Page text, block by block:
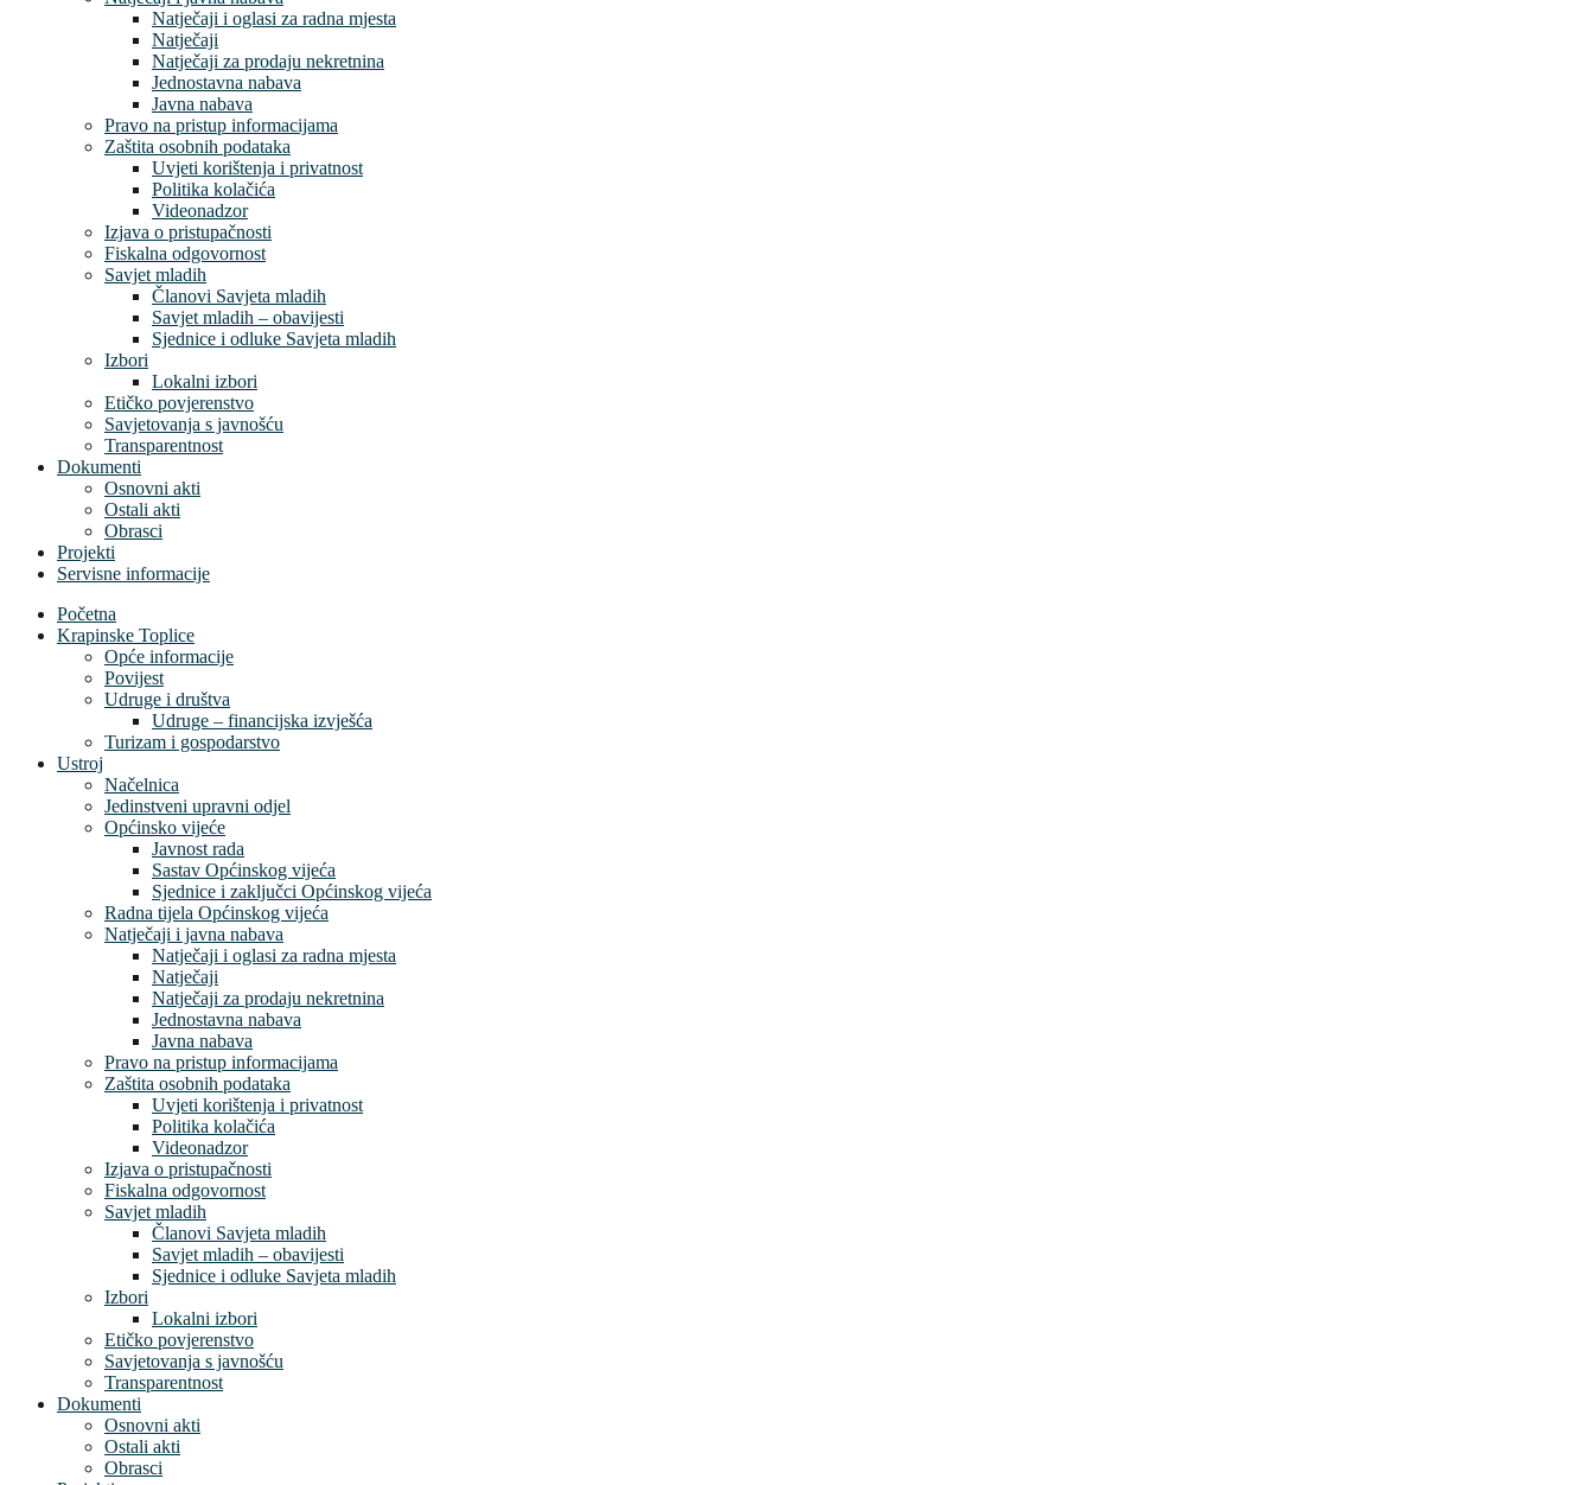
Natječaji i oglasi za radna mjesta
Natječaji
Natječaji za prodaju nekretnina
Jednostavna nabava
Javna nabava
Pravo na pristup informacijama
Zaštita osobnih podataka
Uvjeti korištenja i privatnost
Politika kolačića
Videonadzor
Izjava o pristupačnosti
Fiskalna odgovornost
Savjet mladih
Članovi Savjeta mladih
Savjet mladih – obavijesti
Sjednice i odluke Savjeta mladih
Izbori
Lokalni izbori
Etičko povjerenstvo
Savjetovanja s javnošću
Transparentnost
Dokumenti
Osnovni akti
Ostali akti
Obrasci
Projekti
Servisne informacije
Početna
Krapinske Toplice
Opće informacije
Povijest
Udruge i društva
Udruge – financijska izvješća
Turizam i gospodarstvo
Ustroj
Načelnica
Jedinstveni upravni odjel
Općinsko vijeće
Javnost rada
Sastav Općinskog vijeća
Sjednice i zaključci Općinskog vijeća
Radna tijela Općinskog vijeća
Natječaji i javna nabava
Natječaji i oglasi za radna mjesta
Natječaji
Natječaji za prodaju nekretnina
Jednostavna nabava
Javna nabava
Pravo na pristup informacijama
Zaštita osobnih podataka
Uvjeti korištenja i privatnost
Politika kolačića
Videonadzor
Izjava o pristupačnosti
Fiskalna odgovornost
Savjet mladih
Članovi Savjeta mladih
Savjet mladih – obavijesti
Sjednice i odluke Savjeta mladih
Izbori
Lokalni izbori
Etičko povjerenstvo
Savjetovanja s javnošću
Transparentnost
Dokumenti
Osnovni akti
Ostali akti
Obrasci